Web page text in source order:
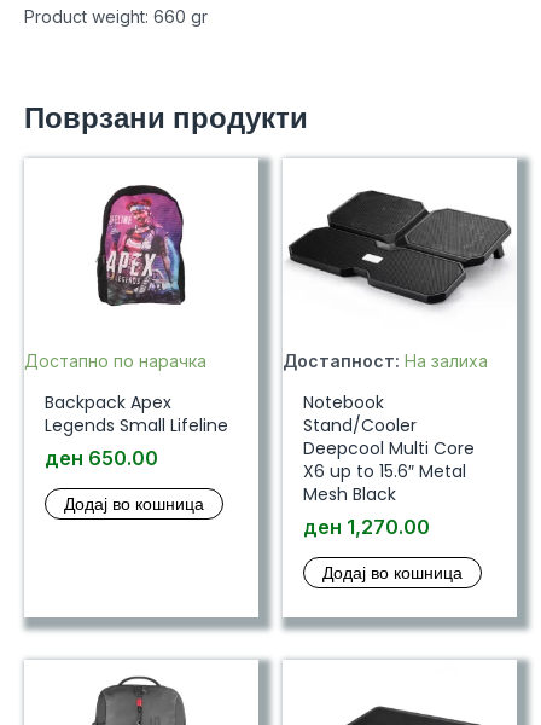
Product weight: 660 gr
Поврзани продукти
Достапно по нарачка
Backpack Apex
Legends Small Lifeline
ден 650.00
Додај во кошница
Достапност: На залиха
Notebook
Stand/Cooler
Deepcool Multi Core
X6 up to 15.6″ Metal
Mesh Black
ден 1,270.00
Додај во кошница